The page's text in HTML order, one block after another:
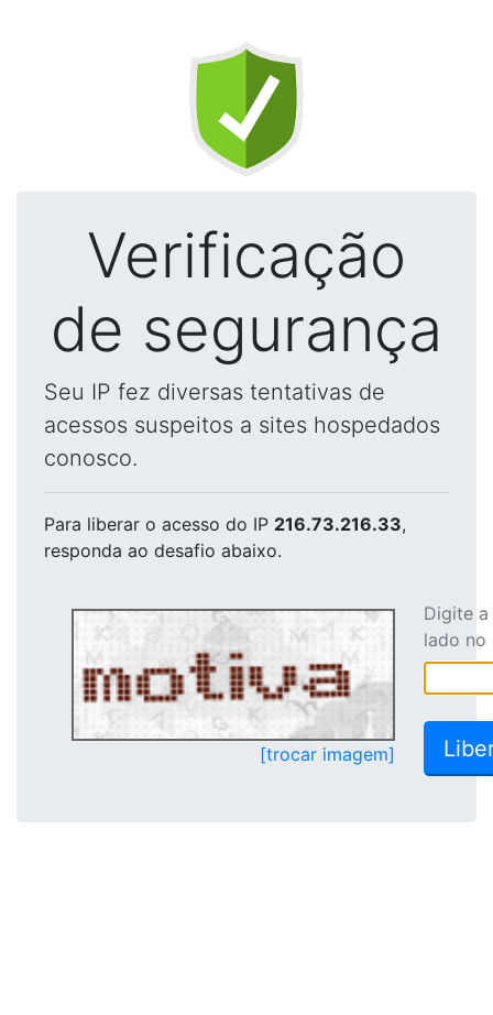
Verificação
de segurança
Seu IP fez diversas tentativas de
acessos suspeitos a sites hospedados
conosco.
Para liberar o acesso do IP 216.73.216.33,
responda ao desafio abaixo.
[trocar imagem]
Digite
lado no